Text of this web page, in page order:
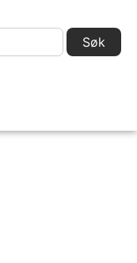
Søk